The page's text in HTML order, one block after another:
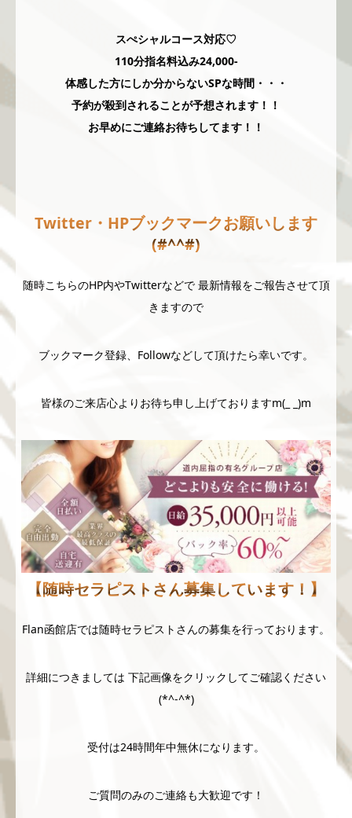
スぺシャルコース対応♡
110分指名料込み24,000-
体感した方にしか分からないSPな時間・・・
予約が殺到されることが予想されます！！
お早めにご連絡お待ちしてます！！
Twitter・HPブックマークお願いします
(#^^#)
随時こちらのHP内やTwitterなどで 最新情報をご報告させて頂
きますので
ブックマーク登録、Followなどして頂けたら幸いです。
皆様のご来店心よりお待ち申し上げておりますm(_ _)m
【随時セラピストさん募集しています！】
Flan函館店では随時セラピストさんの募集を行っております。
詳細につきましては 下記画像をクリックしてご確認ください
(*^-^*)
受付は24時間年中無休になります。
ご質問のみのご連絡も大歓迎です！